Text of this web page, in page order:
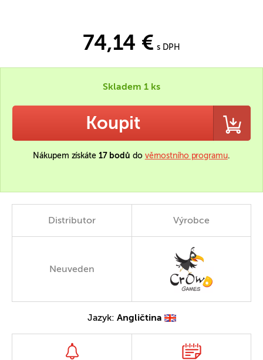
74,14 € s DPH
Skladem 1 ks
Koupit
Nákupem získáte 17 bodů do věrnostního programu.
Distributor Výrobce
Neuveden
Jazyk: Angličtina